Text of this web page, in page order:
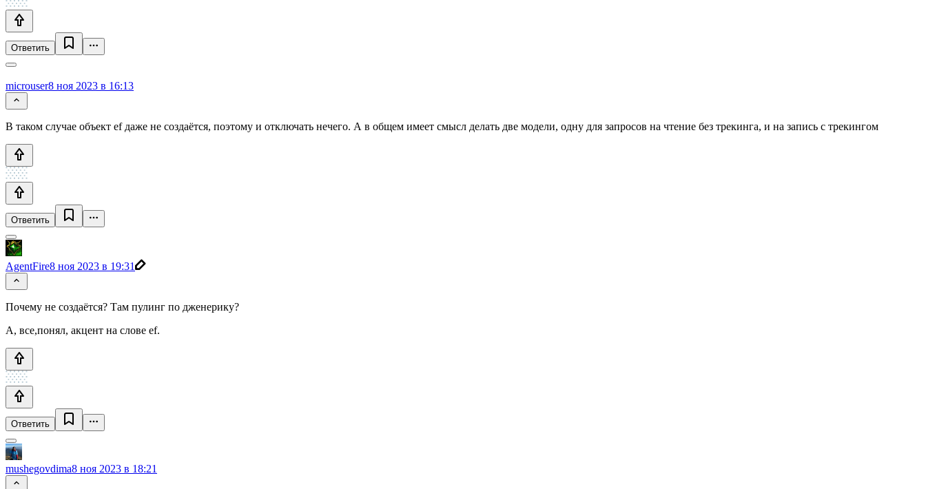
Ответить
microuser8 ноя 2023 в 16:13
В таком случае объект ef даже не создаётся, поэтому и отключать нечего. А в общем имеет смысл делать две модели, одну для запросов на чтение без трекинга, и на запись с трекингом
Ответить
AgentFire8 ноя 2023 в 19:31
Почему не создаётся? Там пулинг по дженерику?
А, все,понял, акцент на слове ef.
Ответить
mushegovdima8 ноя 2023 в 18:21